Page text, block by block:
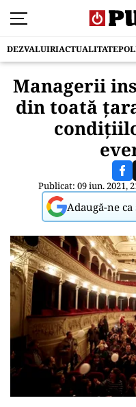
DEZVALUIRIACTUALITATE
Managerii
din toată
Publicat: 09 iun. 2021,
Adaugă-ne